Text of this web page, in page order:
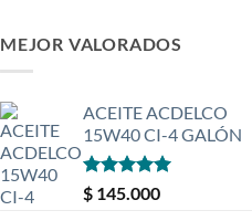
MEJOR VALORADOS
ACEITE ACDELCO
15W40 CI-4 GALÓN
Valorado
con
$ 145.000